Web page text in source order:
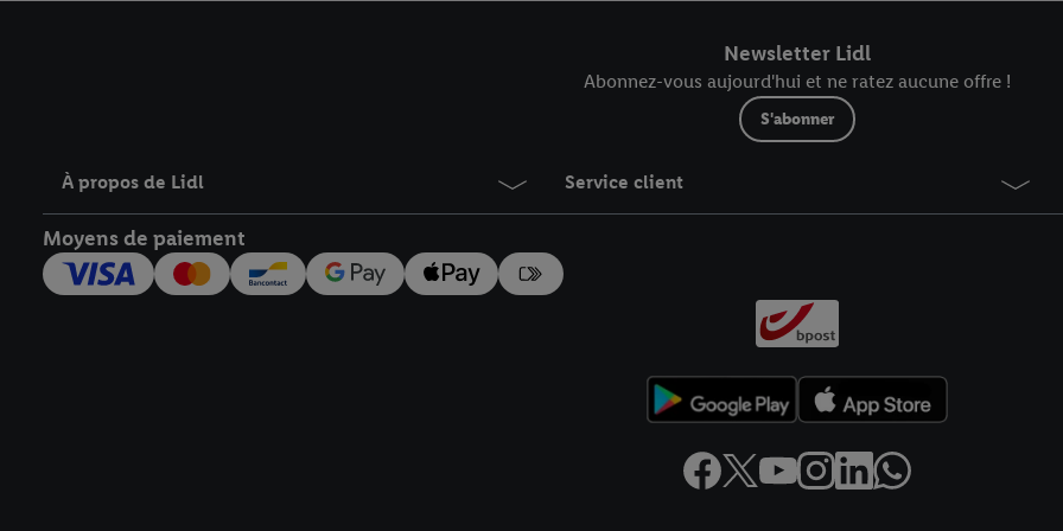
Newsletter Lidl
Abonnez-vous aujourd'hui et ne ratez aucune offre !
S'abonner
À propos de Lidl Service client
Moyens de paiement